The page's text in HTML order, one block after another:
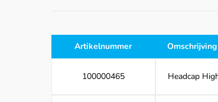
Artikelnummer Omschrijving
100000465 Headcap